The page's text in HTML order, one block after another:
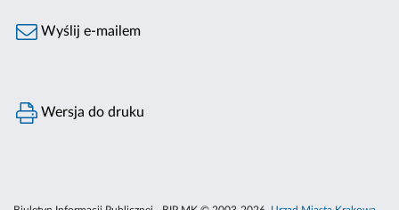
Wyślij e-mailem
Wersja do druku